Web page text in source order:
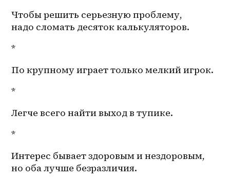
Чтобы решить серьезную проблему,
надо сломать десяток калькуляторов.
*
По крупному играет только мелкий игрок.
*
Легче всего найти выход в тупике.
*
Интерес бывает здоровым и нездоровым,
но оба лучше безразличия.